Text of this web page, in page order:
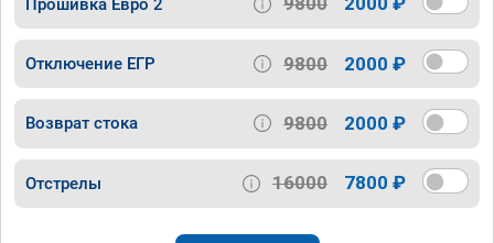
Прошивка Евро 2
Отключение ЕГР 9800 2000 ₽
Возврат стока 9800 2000 ₽
Отстрелы 16000 7800 ₽